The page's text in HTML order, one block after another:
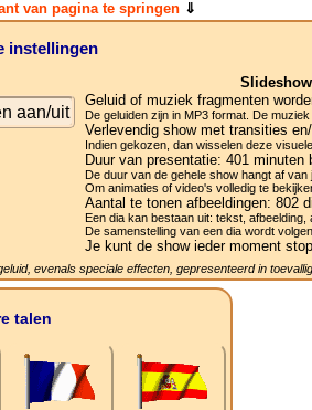
van pagina te springen⇓
instellingen
aan/uit
Geluid of muziek fragmenten
De geluiden zijn in MP3 format. De
Verlevendig show met transities
Indien gekozen, dan wisselen deze
Duur van presentatie: 401 minuten
De duur van de gehele show hangt af van
Om animaties of video's volledig te
Aantal te tonen afbeeldingen: 802
Een dia kan bestaan uit: tekst, afbeelding,
De samenstelling van een dia wordt
Je kunt de show ieder moment
evenals speciale effecten, gepresenteerd in
talen